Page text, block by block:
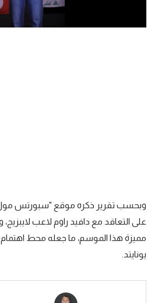
دوري أبطال إفريقيا
سعودي في الجول
الدوري الإنجليزي
الدوري الإسباني
وبحسب تقرير ذكره موقع "سبورتس
على التعاقد مع دافيد راوم لاعب
مميزة هذا الموسم، ما جعله محط
يونايتد.